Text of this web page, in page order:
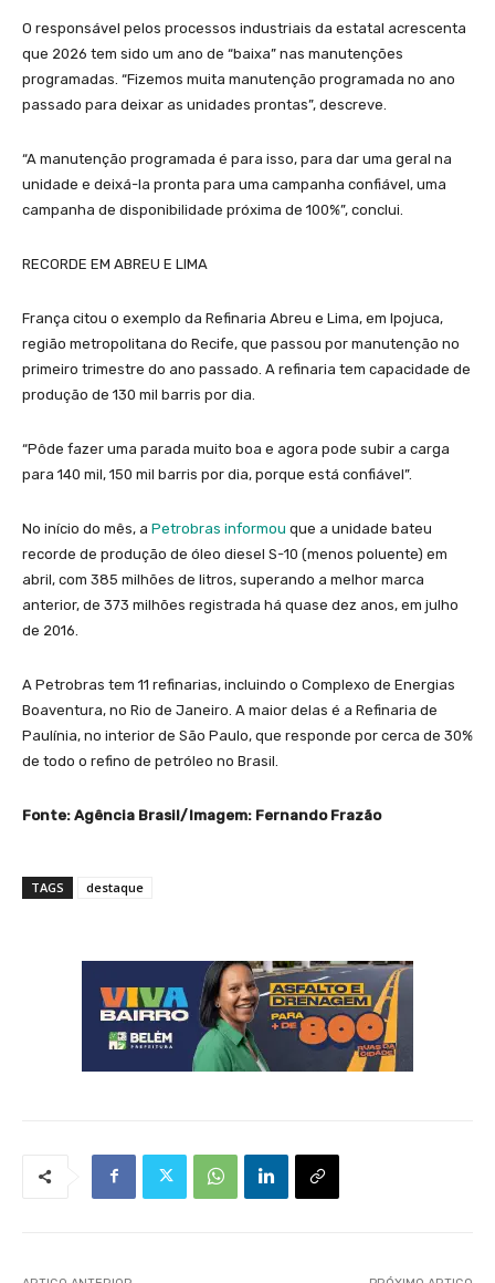
O responsável pelos processos industriais da estatal acrescenta
que 2026 tem sido um ano de “baixa” nas manutenções
programadas. “Fizemos muita manutenção programada no ano
passado para deixar as unidades prontas”, descreve.
“A manutenção programada é para isso, para dar uma geral na
unidade e deixá-la pronta para uma campanha confiável, uma
campanha de disponibilidade próxima de 100%”, conclui.
RECORDE EM ABREU E LIMA
França citou o exemplo da Refinaria Abreu e Lima, em Ipojuca,
região metropolitana do Recife, que passou por manutenção no
primeiro trimestre do ano passado. A refinaria tem capacidade de
produção de 130 mil barris por dia.
“Pôde fazer uma parada muito boa e agora pode subir a carga
para 140 mil, 150 mil barris por dia, porque está confiável”.
No início do mês, a Petrobras informou que a unidade bateu
recorde de produção de óleo diesel S-10 (menos poluente) em
abril, com 385 milhões de litros, superando a melhor marca
anterior, de 373 milhões registrada há quase dez anos, em julho
de 2016.
A Petrobras tem 11 refinarias, incluindo o Complexo de Energias
Boaventura, no Rio de Janeiro. A maior delas é a Refinaria de
Paulínia, no interior de São Paulo, que responde por cerca de 30%
de todo o refino de petróleo no Brasil.
Fonte: Agência Brasil/Imagem: Fernando Frazão
TAGS destaque